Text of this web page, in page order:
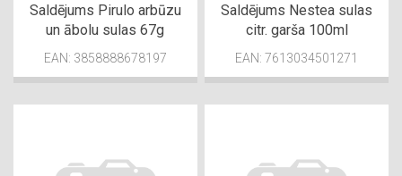
Saldējums Pirulo arbūzu
un ābolu sulas 67g
EAN: 3858888678197
Saldējums Nestea sulas
citr. garša 100ml
EAN: 7613034501271